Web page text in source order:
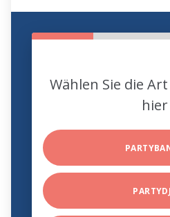
Wählen Sie die
hier